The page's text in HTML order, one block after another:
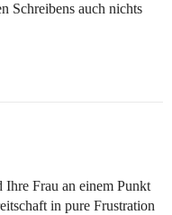
Schreibens auch nichts
Ihre Frau an einem Punkt
in pure Frustration